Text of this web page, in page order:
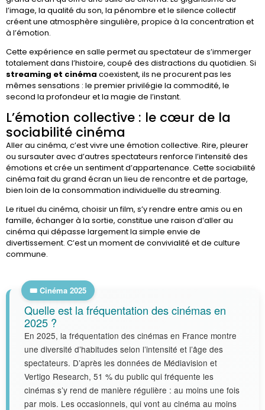
l’image, la qualité du son, la pénombre et le silence collectif
créent une atmosphère singulière, propice à la concentration et
à l’émotion.
Cette expérience en salle permet au spectateur de s’immerger
totalement dans l’histoire, coupé des distractions du quotidien. Si
streaming et cinéma coexistent, ils ne procurent pas les
mêmes sensations : le premier privilégie la commodité, le
second la profondeur et la magie de l’instant.
L’émotion collective : le cœur de la
sociabilité cinéma
Aller au cinéma, c’est vivre une émotion collective. Rire, pleurer
ou sursauter avec d’autres spectateurs renforce l’intensité des
émotions et crée un sentiment d’appartenance. Cette sociabilité
cinéma fait du grand écran un lieu de rencontre et de partage,
bien loin de la consommation individuelle du streaming.
Le rituel du cinéma, choisir un film, s’y rendre entre amis ou en
famille, échanger à la sortie, constitue une raison d’aller au
cinéma qui dépasse largement la simple envie de
divertissement. C’est un moment de convivialité et de culture
commune.
Quelle est la fréquentation des cinémas en
2025 ?
En 2025, la fréquentation des cinémas en France montre
une diversité d’habitudes selon l’intensité et l’âge des
spectateurs. D’après les données de Médiavision et
Vertigo Research, 51 % du public qui fréquente les
cinémas s’y rend de manière régulière : au moins une fois
par mois. Les occasionnels, qui vont au cinéma au moins